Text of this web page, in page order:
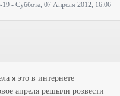
19 - Суббота, 07 Апреля 2012, 16:06
я это в интернете
апреля решыли розвести